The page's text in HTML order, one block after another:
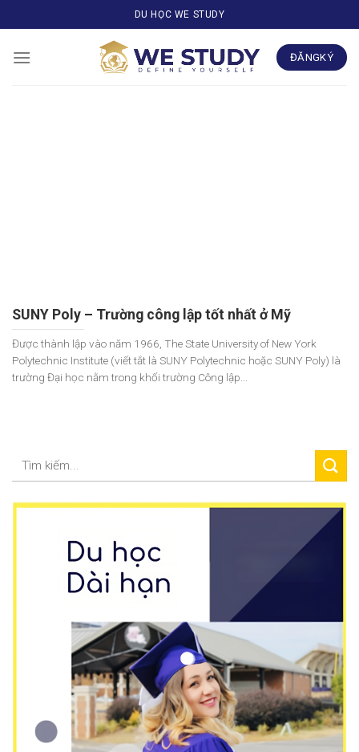
to
content
DU HỌC WE STUDY
ĐĂNGKÝ
SUNY Poly – Trường công lập tốt nhất ở Mỹ
Được thành lập vào năm 1966, The State University of New York
Polytechnic Institute (viết tắt là SUNY Polytechnic hoặc SUNY Poly) là
trường Đại học nằm trong khối trường Công lập...